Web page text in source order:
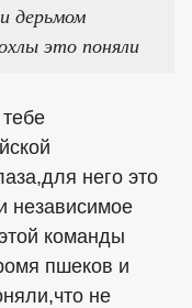
дерьмом
это поняли
него это
независимое
команды
пшеков и
не